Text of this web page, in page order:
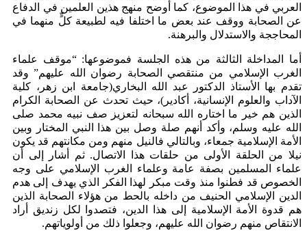
العربي في هذا الموضوع، كما أوضح منهج هذين العلمين في الدفاع
عن الصحابة ووقف عند بعض ما اختلفا فيه لطبيعة كلٍّ منهما في
المحاججة والاستدلال والبرهنة.
أما المداخلة الثالثة من هذه الجلسة فموضوعها: “موقف علماء
الغرب الإسلامي من منتقصي الصحابة رضوان الله عليهم” وقد
تقدم بها الأستاذ الدكتور عبد الله البخاري(جامعة ابن زهر، كلية
الآداب والعلوم الإنسانية، أكادير)، حيث تحدث عن الصحابة الكرام
الذين هم خير ما اختاره الله سبحانه لتعزيز صف نبيه محمد صلى
الله عليه وسلم، وأكد أنهم صلة وصل بين هذا النبي المختار وبين
الأمة الإسلامية جمعاء، وبالتالي فالنيل منهم ومن مكانتهم قد يكون
نيلا من الحلقة الأولى من حلقات هذا الاتصال. ثم أشار إلى أن
علماء المسلمين بصفة عامة وعلماء الغرب الإسلامي على وجه
الخصوص قد فطنوا منذ وقت مبكر لهذا الفكر الذي يهدف إلى هدم
الدين الإسلامي الحنيف من داخله بالحط من هؤلاء الصحابة الذين
هم قدوة الأمة الإسلامية إلى هذا الدين، فتصدوا لكل زنديق أراد
الانتقاص منهم رضوان الله عليهم، وجعلوا ذلك من أولوياتهم.